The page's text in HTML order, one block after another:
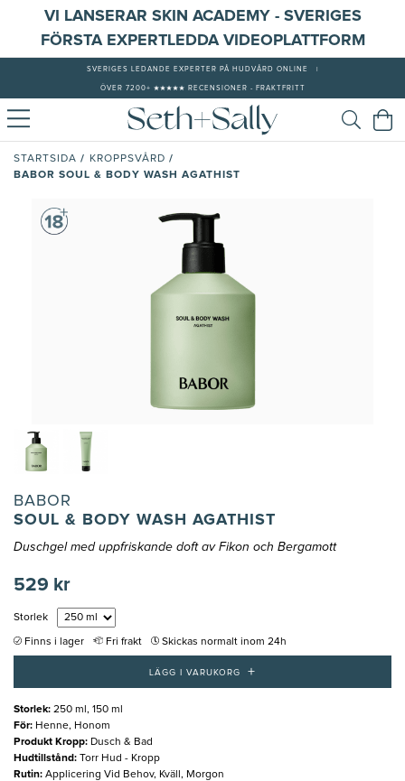
VI LANSERAR SKIN ACADEMY - SVERIGES
FÖRSTA EXPERTLEDDA VIDEOPLATTFORM
SVERIGES LEDANDE EXPERTER PÅ HUDVÅRD ONLINE
ÖVER 7200+ ★★★★★ RECENSIONER - FRAKTFRITT
STARTSIDA / KROPPSVÅRD /
BABOR SOUL & BODY WASH AGATHIST
BABOR
SOUL & BODY WASH AGATHIST
Duschgel med uppfriskande doft av Fikon och Bergamott
529 kr
Storlek
Finns i lager Fri frakt Skickas normalt inom 24h
LÄGG I VARUKORG +
Storlek: 250 ml, 150 ml
För: Henne, Honom
Produkt Kropp: Dusch & Bad
Hudtillstånd: Torr Hud - Kropp
Rutin: Applicering Vid Behov, Kväll, Morgon